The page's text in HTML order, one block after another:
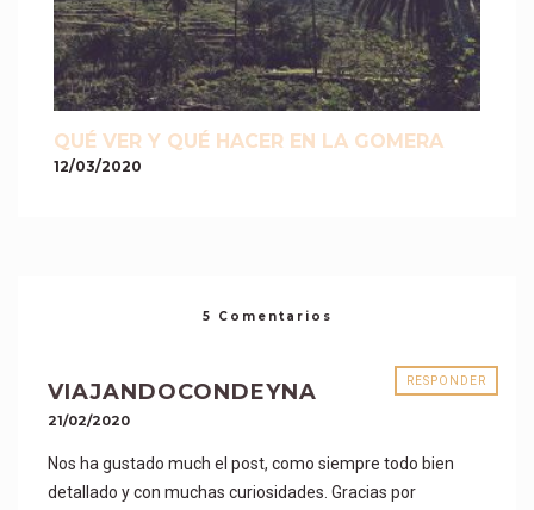
QUÉ VER Y QUÉ HACER EN LA GOMERA
12/03/2020
5 Comentarios
RESPONDER
VIAJANDOCONDEYNA
21/02/2020
Nos ha gustado much el post, como siempre todo bien
detallado y con muchas curiosidades. Gracias por